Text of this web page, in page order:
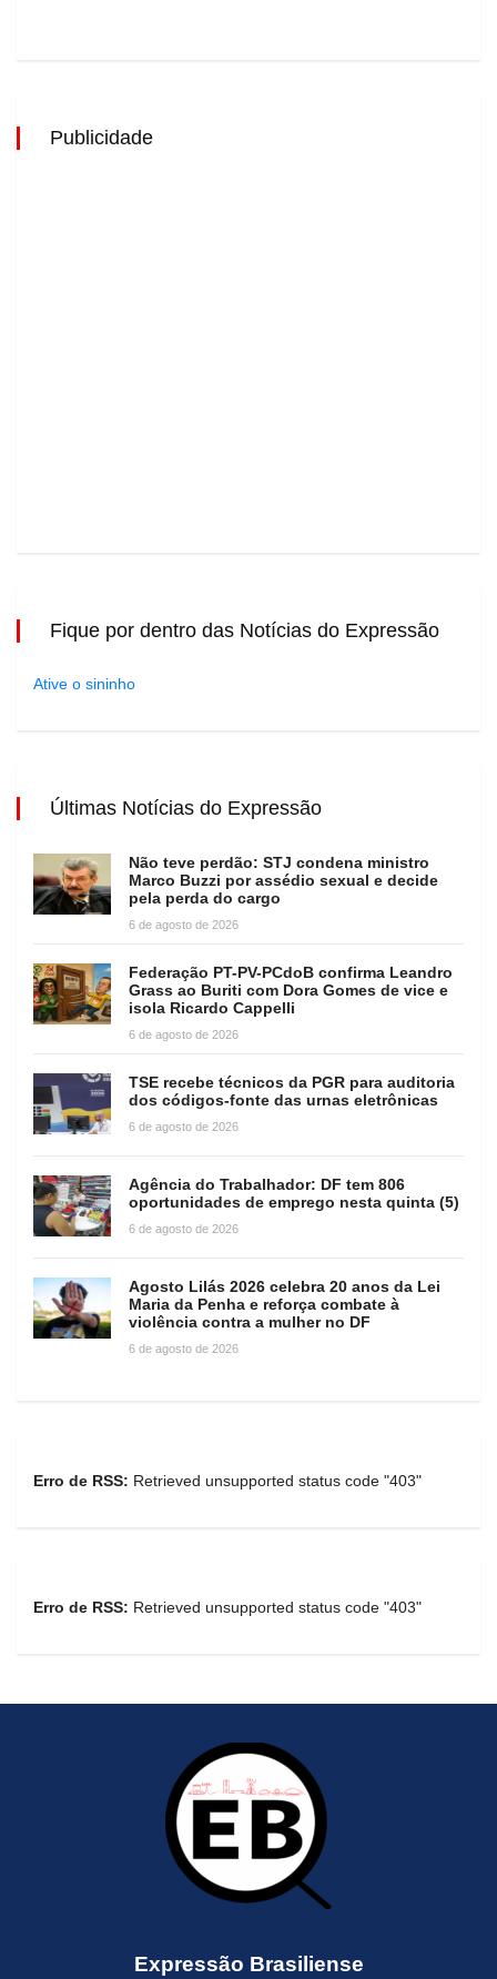
Publicidade
Fique por dentro das Notícias do Expressão
Ative o sininho
Últimas Notícias do Expressão
Não teve perdão: STJ condena ministro
Marco Buzzi por assédio sexual e decide
pela perda do cargo
6 de agosto de 2026
Federação PT-PV-PCdoB confirma Leandro
Grass ao Buriti com Dora Gomes de vice e
isola Ricardo Cappelli
6 de agosto de 2026
TSE recebe técnicos da PGR para auditoria
dos códigos-fonte das urnas eletrônicas
6 de agosto de 2026
Agência do Trabalhador: DF tem 806
oportunidades de emprego nesta quinta (5)
6 de agosto de 2026
Agosto Lilás 2026 celebra 20 anos da Lei
Maria da Penha e reforça combate à
violência contra a mulher no DF
6 de agosto de 2026
Erro de RSS: Retrieved unsupported status code "403"
Erro de RSS: Retrieved unsupported status code "403"
Expressão Brasiliense